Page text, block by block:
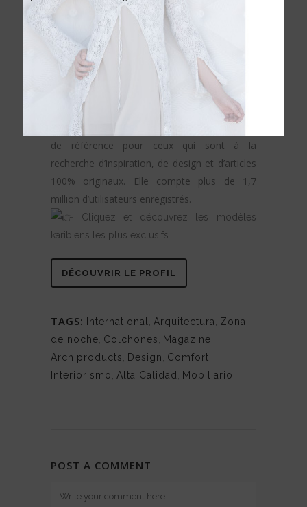
Le portail le plus actuel pour les produits
d’architecture et de design.
Découvrez le profil de Karibian Descanso
le site international
Archiproducts
, dans la
catégorie #furniture and #nightlife.
La communauté Archiproducts est un point
de référence pour ceux qui sont à la
recherche d’inspiration, de design et d’articles
100% originaux. Elle compte plus de 1,7
million d’utilisateurs enregistrés.
Cliquez et découvrez les modèles
karibiens les plus exclusifs.
DÉCOUVRIR LE PROFIL
TAGS: International, Arquitectura, Zona
de noche, Colchones, Magazine,
Archiproducts, Design, Comfort,
Interiorismo, Alta Calidad , Mobiliario
POST A COMMENT